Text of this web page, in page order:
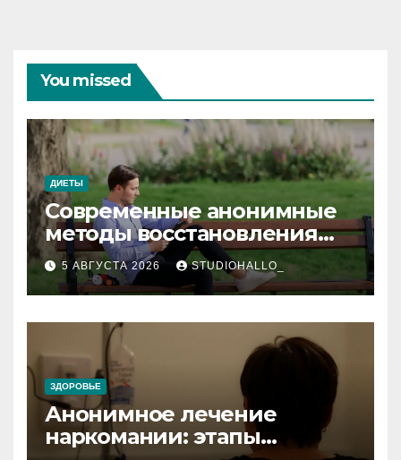
You missed
ДИЕТЫ
Современные анонимные
методы восстановления
при алкогольной
зависимости и
персональный подход
5 АВГУСТА 2026 STUDIOHALLO_
ЗДОРОВЬЕ
Анонимное лечение
наркомании: этапы